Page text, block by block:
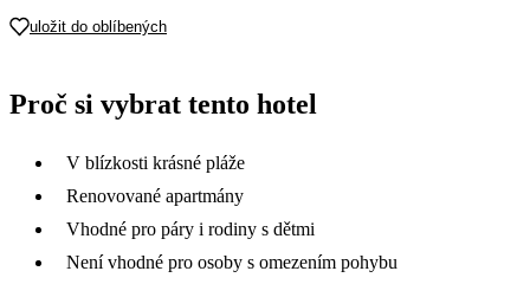
uložit do oblíbených
Proč si vybrat tento hotel
V blízkosti krásné pláže
Renovované apartmány
Vhodné pro páry i rodiny s dětmi
Není vhodné pro osoby s omezením pohybu